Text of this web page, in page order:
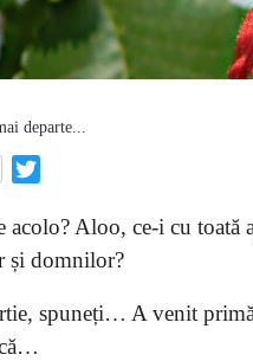
departe...
acolo? Aloo, ce-i cu toată
și domnilor?
spuneți… A venit